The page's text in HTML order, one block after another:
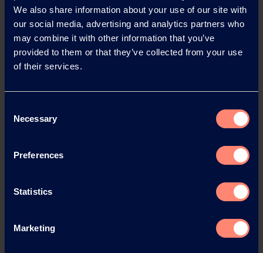
We also share information about your use of our site with
our social media, advertising and analytics partners who
may combine it with other information that you’ve
provided to them or that they’ve collected from your use
of their services.
Selection
Necessary
Preferences
Statistics
Marketing
TDS-MOWIFLEX-C600.pdf
162 KB
TDS-MOWIFLEX-H-15.pdf
154 KB